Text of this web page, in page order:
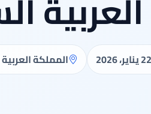
22 يناير، 2026 المملكة